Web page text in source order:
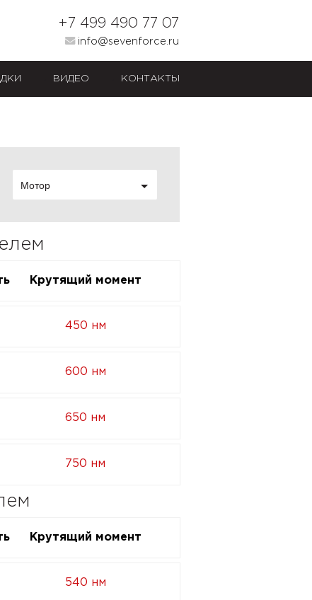
+7 499 490 77 07
info@sevenforce.ru
ВИДЕО КОНТАКТЫ
Мотор
Крутящий момент
450 нм
600 нм
650 нм
750 нм
Крутящий момент
540 нм